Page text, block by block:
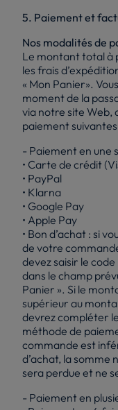
5. Paiement et
Nos modalités de
Le montant total à
les frais
« Mon Panier».
moment de la
via notre site Web,
paiement suivantes
- Paiement en une
• Carte de crédit
• PayPal
• Klarna
• Google Pay
• Apple Pay
• Bon d’achat : si
de votre commande
devez saisir le
dans le champ
Panier ». Si le
supérieur au
devrez compléter
méthode de
commande est
d’achat, la somme
sera perdue et ne
- Paiement en